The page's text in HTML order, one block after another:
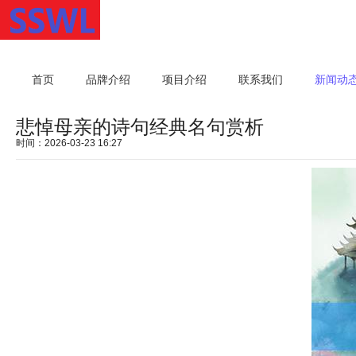
首页 品牌介绍 项目介绍 联系我们 新闻动
悲悼母亲的诗句经典名句赏析
时间：2026-03-23 16:27